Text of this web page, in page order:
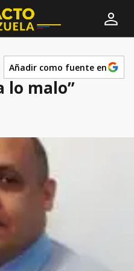
Añadir como fuente en
lo malo”